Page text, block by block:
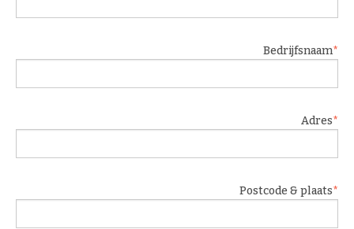
Bedrijfsnaam
Adres
Postcode & plaats